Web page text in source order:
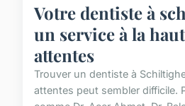
Votre dentiste à
un service à la
attentes
Trouver un dentiste à
attentes peut sembler difficile.